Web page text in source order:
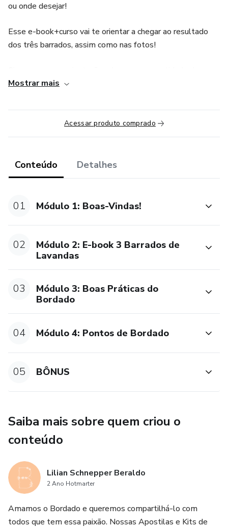
ou onde desejar!
Esse e-book+curso vai te orientar a chegar ao resultado
dos três barrados, assim como nas fotos!
linhas disponível no E-book! O curso vai te ensinar desde
forma de acabamento!
Venha aprender a fazer essas peças lindas!
Mostrar mais
Acessar produto comprado
Conteúdo Detalhes
01 Módulo 1: Boas-Vindas!
02
Módulo 2: E-book 3 Barrados de
Lavandas
03
Módulo 3: Boas Práticas do
Bordado
04 Módulo 4: Pontos de Bordado
05 BÔNUS
Saiba mais sobre quem criou o
conteúdo
Lilian Schnepper Beraldo
2 Ano Hotmarter
Amamos o Bordado e queremos compartilhá-lo com
todos que tem essa paixão. Nossas Apostilas e Kits de